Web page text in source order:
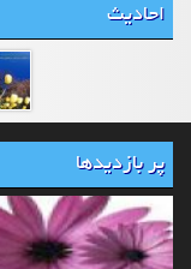
احادیث
پر بازدیدها